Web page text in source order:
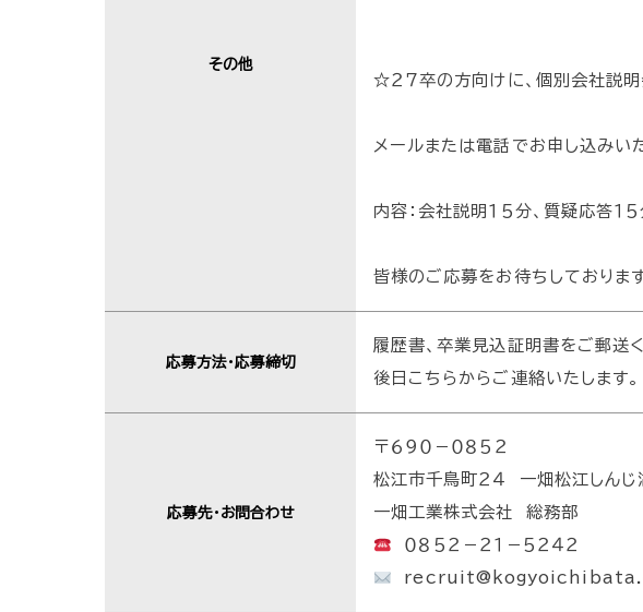
その他
☆２７卒の方向けに、個別会社説明
メールまたは電話でお申し込みい
内容：会社説明１５分、質疑応答１
皆様のご応募をお待ちしております
応募方法・応募締切
履歴書、卒業見込証明書をご郵送く
後日こちらからご連絡いたします。
応募先・お問合わせ
〒６９０－０８５２
松江市千鳥町２４ 一畑松江しんじ
一畑工業株式会社 総務部
０８５２－２１－５２４２